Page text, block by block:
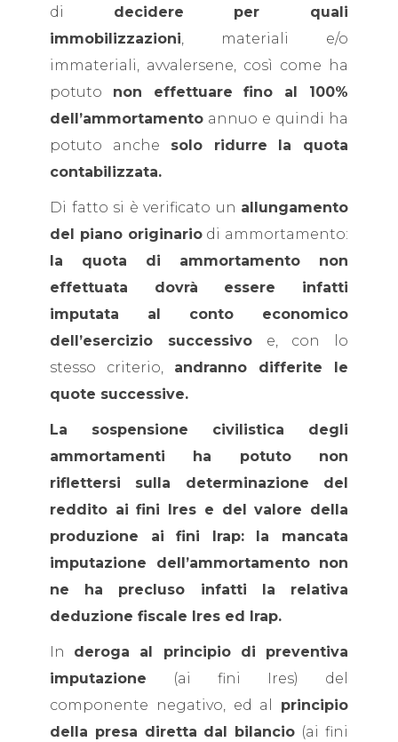
di decidere per quali
immobilizzazioni, materiali e/o
immateriali, avvalersene, così come ha
potuto non effettuare fino al 100%
dell’ammortamento annuo e quindi ha
potuto anche solo ridurre
la quota
contabilizzata.
Di fatto si è verificato un allungamento
del piano originariodi ammortamento:
la quota di ammortamento non
effettuata dovrà essere infatti
imputata al conto economico
dell’esercizio successivoe, con lo
stesso criterio, andranno differite le
quote successive.
La sospensione civilistica degli
ammortamenti ha potuto non
riflettersi sulla determinazione del
reddito ai fini Ires e del valore della
produzione ai fini Irap: la mancata
imputazione dell’ammortamento non
ne ha precluso infatti la relativa
deduzione fiscale Ires ed Irap.
In deroga al principio di preventiva
imputazione (ai fini Ires) del
componente negativo, ed al principio
della presa diretta dal bilancio (ai fini